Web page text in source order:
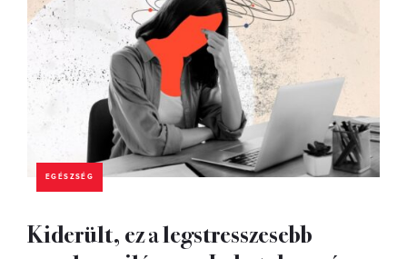
EGÉSZSÉG
Kiderült, ez a legstresszesebb